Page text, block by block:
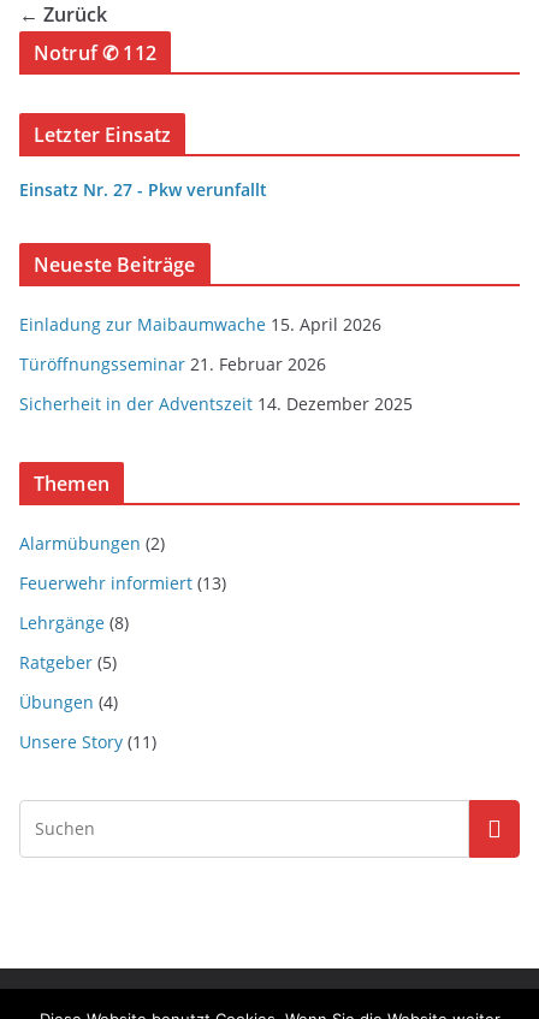
← Zurück
Notruf ✆ 112
Letzter Einsatz
Einsatz Nr. 27 - Pkw verunfallt
Neueste Beiträge
Einladung zur Maibaumwache 15. April 2026
Türöffnungsseminar 21. Februar 2026
Sicherheit in der Adventszeit 14. Dezember 2025
Themen
Alarmübungen (2)
Feuerwehr informiert (13)
Lehrgänge (8)
Ratgeber (5)
Übungen (4)
Unsere Story (11)
Copyright © 2026Feuerwehr Waldenburg. Alle Rechte